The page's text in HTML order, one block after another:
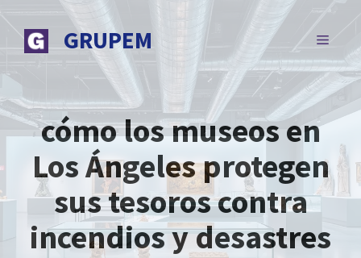
Saltar
contenido
GRUPEM MENÚ
cómo los museos en
Los Ángeles protegen
sus tesoros contra
incendios y desastres